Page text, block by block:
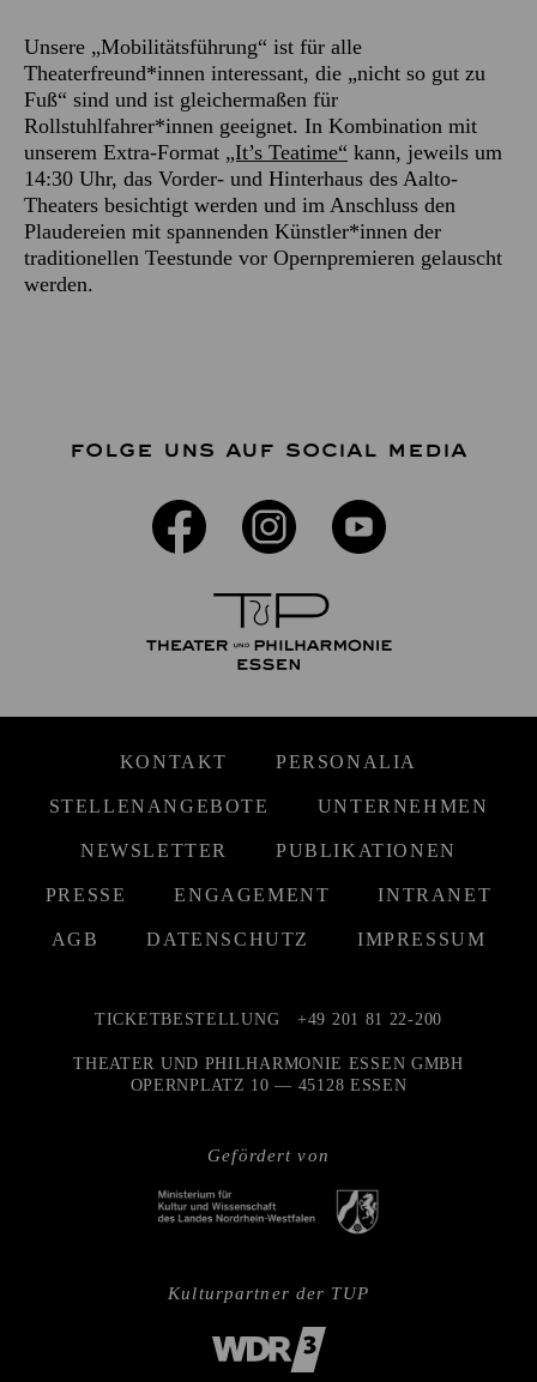
Unsere „Mobilitätsführung“ ist für alle
Theaterfreund*innen interessant, die „nicht so gut zu
Fuß“ sind und ist gleichermaßen für
Rollstuhlfahrer*innen geeignet. In Kombination mit
unserem Extra-Format „It’s Teatime“ kann, jeweils um
14:30 Uhr, das Vorder- und Hinterhaus des Aalto-
Theaters besichtigt werden und im Anschluss den
Plaudereien mit spannenden Künstler*innen der
traditionellen Teestunde vor Opernpremieren gelauscht
werden.
FOLGE UNS AUF SOCIAL MEDIA
KONTAKT PERSONALIA
STELLENANGEBOTE UNTERNEHMEN
NEWSLETTER PUBLIKATIONEN
PRESSE ENGAGEMENT INTRANET
AGB DATENSCHUTZ IMPRESSUM
Gefördert von
TICKETBESTELLUNG +49 201 81 22-200
THEATER UND PHILHARMONIE ESSEN GMBH
OPERNPLATZ 10 — 45128 ESSEN
Kulturpartner der TUP